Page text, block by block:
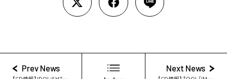
Prev News Next News